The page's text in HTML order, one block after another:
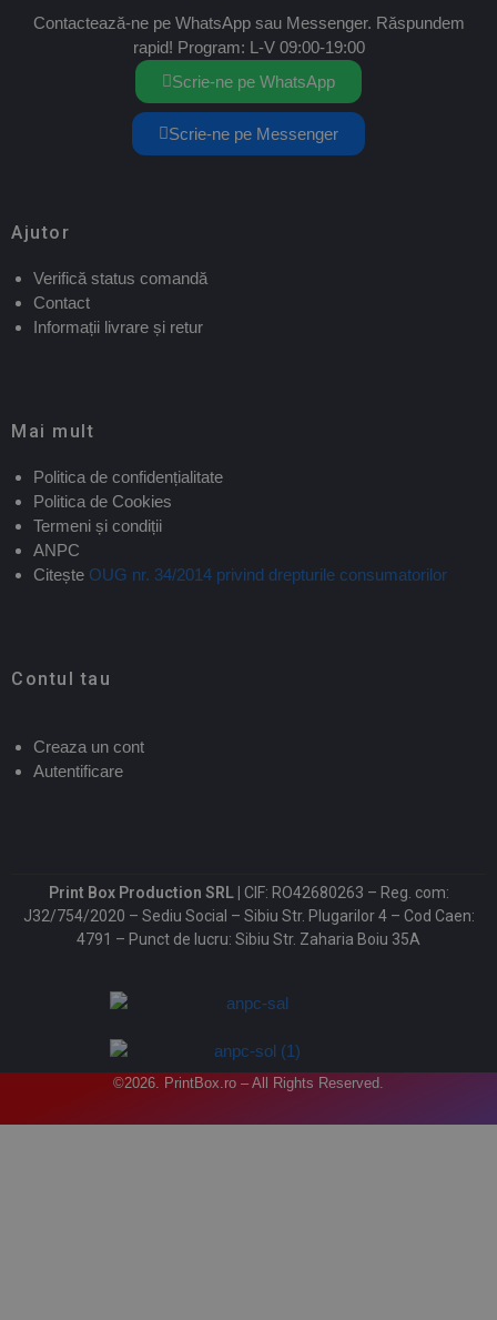
Contactează-ne pe WhatsApp sau Messenger. Răspundem
rapid! Program: L-V 09:00-19:00
Scrie-ne pe WhatsApp
Scrie-ne pe Messenger
Ajutor
Verifică status comandă
Contact
Informații livrare și retur
Mai mult
Politica de confidențialitate
Politica de Cookies
Termeni și condiții
ANPC
Citește OUG nr. 34/2014 privind drepturile consumatorilor
Contul tau
Creaza un cont
Autentificare
Print Box Production SRL | CIF: RO42680263 – Reg. com:
J32/754/2020 – Sediu Social – Sibiu Str. Plugarilor 4 – Cod Caen:
4791 – Punct de lucru: Sibiu Str. Zaharia Boiu 35A
©2026. PrintBox.ro – All Rights Reserved.